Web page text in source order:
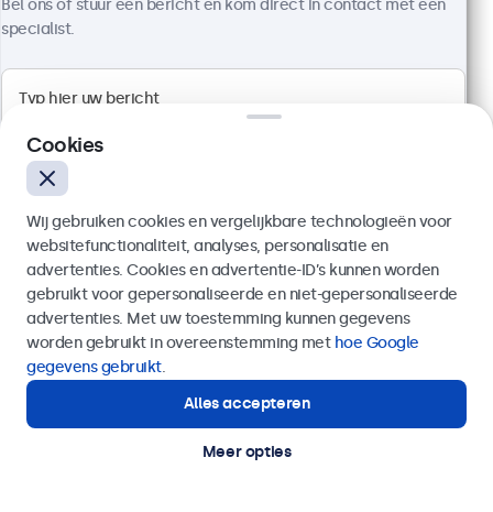
100+ stuks beschikbaar
1920 x 1080 resolutie (Full HD)
Aansluitingen: HDMI, VGA, BNC, RCA
Montage: desktop, wand, inbouw
Buitenmaat: 726 x 420 x 42 mm
€ 599,00
€ 724,79 incl. btw
Bekijken
In winkelwagen
Bel ons of stuur een bericht en kom direct in contact met een
specialist.
Verzenden
Of bel ons op
Hulp of advies nodig?
Direct contact met een specialist.
Cookies
Wij gebruiken cookies en vergelijkbare technologieën voor
websitefunctionaliteit, analyses, personalisatie en
advertenties. Cookies en advertentie-ID’s kunnen worden
gebruikt voor gepersonaliseerde en niet-gepersonaliseerde
advertenties. Met uw toestemming kunnen gegevens
worden gebruikt in overeenstemming met hoe Google
gegevens gebruikt.
Alles accepteren
Meer opties